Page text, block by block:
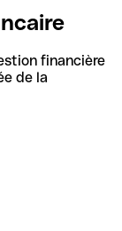
financière
de la